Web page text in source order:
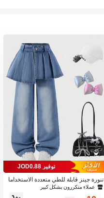
توفير JOD0.88
تنورة جينز قابلة للطي متعددة الاستخداما
ت بتصميم قطعتين للبنات 1 قطعة
عملاء متكررون بشكل كبير